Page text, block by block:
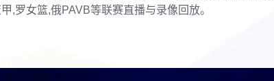
,罗女篮,俄PAVB等联赛直播与录像回放。